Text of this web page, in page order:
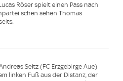
Röser spielt einen Pass nach
sehen Thomas
Seitz (FC Erzgebirge Aue)
linken Fuß aus der Distanz, der